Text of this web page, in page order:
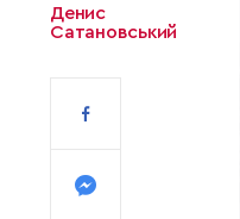
Денис
Сатановський